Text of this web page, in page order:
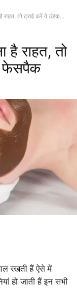
राहत, तो ट्राई करें ये ठंडक...
है राहत, तो
फेसपैक
रखती हैं ऐसे में
हो जाती हैं इन सभी